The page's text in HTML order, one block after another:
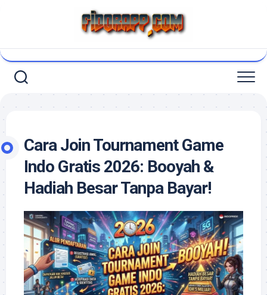
Cara Join Tournament Game
Indo Gratis 2026: Booyah &
Hadiah Besar Tanpa Bayar!